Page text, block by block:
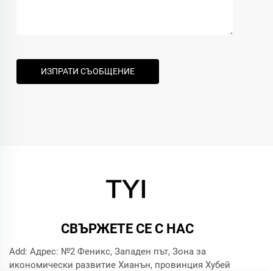
ИЗПРАТИ СЪОБЩЕНИЕ
СВЪРЖЕТЕ СЕ С НАС
Add: Адрес: №2 Феникс, Западен път, Зона за
икономически развитие Хианън, провинция Хубей